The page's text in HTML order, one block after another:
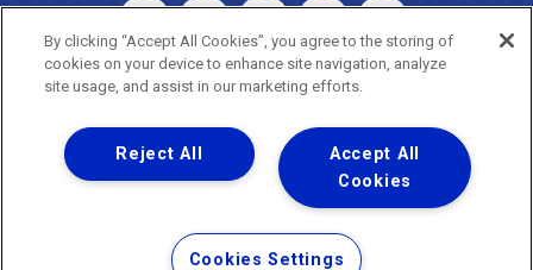
Copyright © 2026 - Todos os Direitos Reservados.
Nossa natureza movimenta a vida
Termos Gerais de Uso de Sites e Aplicativos
By clicking “Accept All Cookies”, you agree to the storing of
cookies on your device to enhance site navigation, analyze
site usage, and assist in our marketing efforts.
Accept All
Cookies
Reject All
Cookies Settings